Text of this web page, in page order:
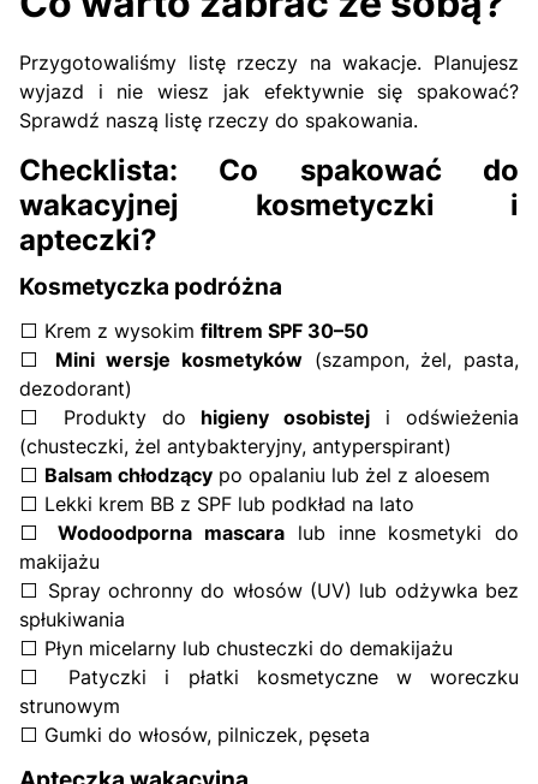
Przygotowaliśmy listę rzeczy na wakacje. Planujesz
wyjazd i nie wiesz jak efektywnie się spakować?
Sprawdź naszą listę rzeczy do spakowania.
Checklista: Co spakować do
wakacyjnej kosmetyczki i
apteczki?
Kosmetyczka podróżna
⬜ Krem z wysokim filtrem SPF 30–50
⬜ Mini wersje kosmetyków(szampon, żel, pasta,
dezodorant)
⬜ Produkty do higieny osobistej i odświeżenia
(chusteczki, żel antybakteryjny, antyperspirant)
⬜ Balsam chłodzący po opalaniu lub żel z aloesem
⬜ Lekki krem BB z SPF lub podkład na lato
⬜Wodoodporna mascara lub inne kosmetyki do
makijażu
⬜ Spray ochronny do włosów (UV) lub odżywka bez
spłukiwania
⬜ Płyn micelarny lub chusteczki do demakijażu
⬜ Patyczki i płatki kosmetyczne w woreczku
strunowym
⬜ Gumki do włosów, pilniczek, pęseta